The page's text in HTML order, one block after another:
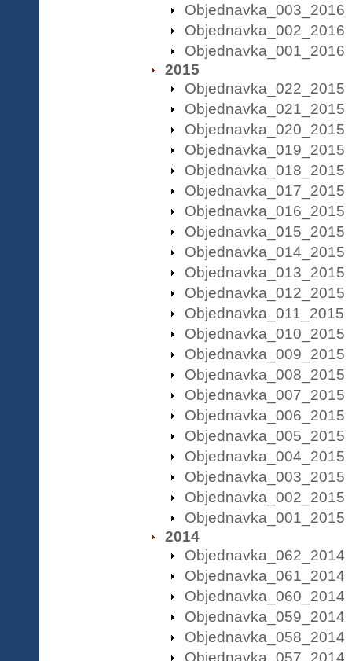
Objednavka_003_2016
Objednavka_002_2016
Objednavka_001_2016
2015
Objednavka_022_2015
Objednavka_021_2015
Objednavka_020_2015
Objednavka_019_2015
Objednavka_018_2015
Objednavka_017_2015
Objednavka_016_2015
Objednavka_015_2015
Objednavka_014_2015
Objednavka_013_2015
Objednavka_012_2015
Objednavka_011_2015
Objednavka_010_2015
Objednavka_009_2015
Objednavka_008_2015
Objednavka_007_2015
Objednavka_006_2015
Objednavka_005_2015
Objednavka_004_2015
Objednavka_003_2015
Objednavka_002_2015
Objednavka_001_2015
2014
Objednavka_062_2014
Objednavka_061_2014
Objednavka_060_2014
Objednavka_059_2014
Objednavka_058_2014
Objednavka_057_2014